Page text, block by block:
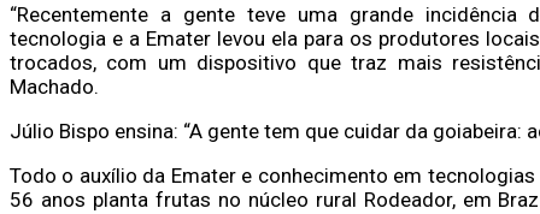
“Recentemente a gente teve uma grande
tecnologia e a Emater levou ela para os produtores
trocados, com um dispositivo que traz mais
Machado.
Júlio Bispo ensina: “A gente tem que cuidar da goiabeira:
Todo o auxílio da Emater e conhecimento em
56 anos planta frutas no núcleo rural Rodeador, em